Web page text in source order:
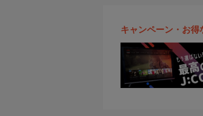
キャンペーン・お得